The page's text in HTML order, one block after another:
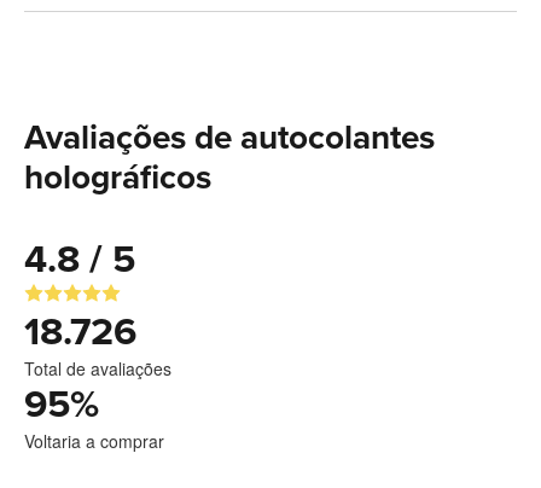
Avaliações de autocolantes
holográficos
4.8 / 5
18.726
Total de avaliações
95%
Voltaria a comprar